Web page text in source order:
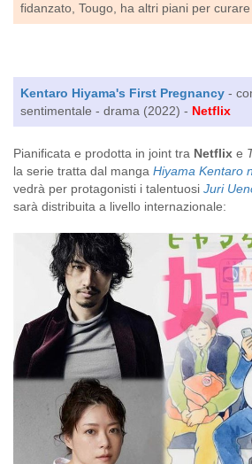
fidanzato, Tougo, ha altri piani per curare
Kentaro Hiyama's First Pregnancy -
sentimentale - drama (2022) - Netflix
Pianificata e prodotta in joint tra Netflix e
la serie tratta dal manga Hiyama Kentaro
vedrà per protagonisti i talentuosi Juri
sarà distribuita a livello internazionale: